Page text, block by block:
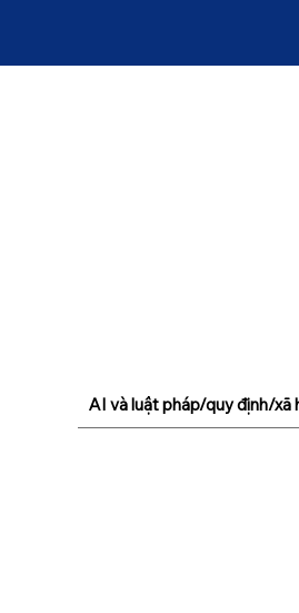
AI và luật pháp/quy định/xã